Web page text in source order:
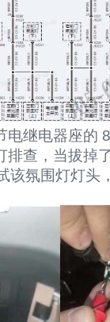
继电器座的
排查，当拔掉
该氛围灯灯头